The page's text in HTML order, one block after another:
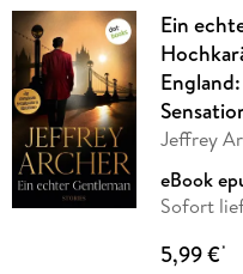
Ein
Jeffrey
eBook
Sofort
5,99 €*